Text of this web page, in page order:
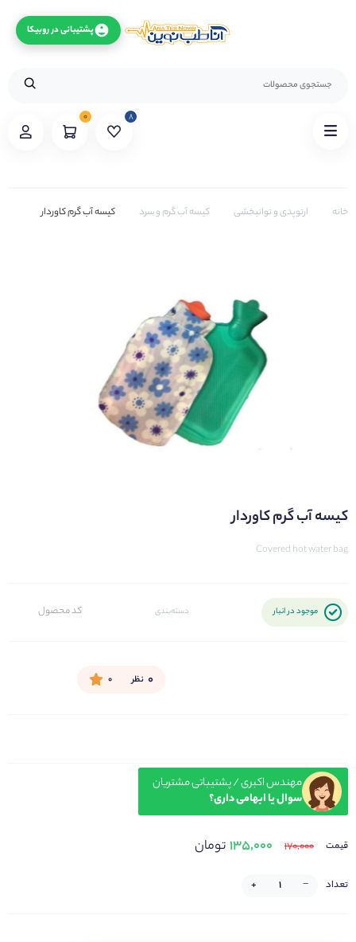
۰ ۸
خانه ارتوپدی و توانبخشی کیسه آب گرم و سرد کیسه آب گرم کاوردار
کیسه آب گرم کاوردار
Covered hot water bag
موجود در انبار دسته‌بندی کد محصول
۰ نظر ۰
مهندس اکبری / پشتیباتی مشتریان
سوال یا ابهامی داری؟
قیمت ۱۷۰,۰۰۰ ۱۳۵,۰۰۰تومان
تعداد −
+
پشتیبانی در روبیکا